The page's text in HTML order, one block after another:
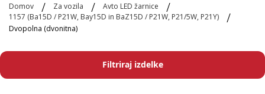
Domov Za vozila
Avto LED žarnice
1157 (Ba15D / P21W, Bay15D in BaZ15D / P21W, P21/5W, P21Y)
Dvopolna (dvonitna)
Filtriraj izdelke